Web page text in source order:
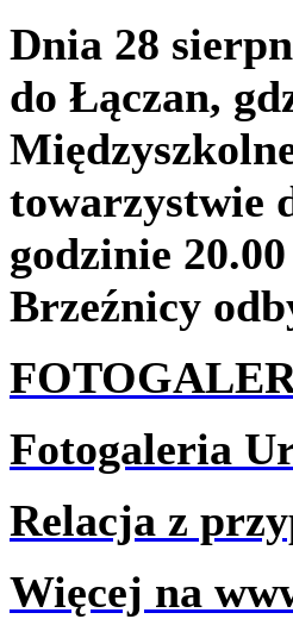
Dnia 28
do Łączan,
towarzystwie
godzinie
Brzeźnicy
Fotogaleria
Relacja z
Więcej na